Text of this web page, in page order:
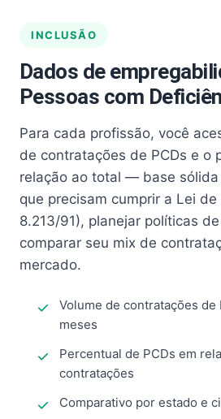
INCLUSÃO
Dados de
Pessoas com
Para cada profissão, você
de contratações de PCDs e o
relação ao total — base sólida
que precisam cumprir a Lei de
8.213/91), planejar políticas
comparar seu mix de
mercado.
Volume de contratações de
meses
Percentual de PCDs em
contratações
Comparativo por estado e